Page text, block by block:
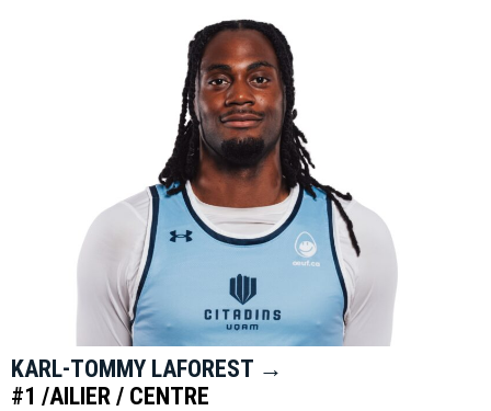
KARL-TOMMY LAFOREST →
#1 /AILIER / CENTRE